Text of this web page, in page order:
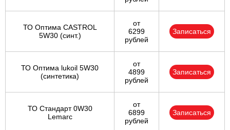
ТО Оптима CASTROL
5W30 (синт.)
от
6299
рублей
Записаться
ТО Оптима lukoil 5W30
(синтетика)
от
4899
рублей
Записаться
ТО Стандарт 0W30
Lemarc
от
6899
рублей
Записаться